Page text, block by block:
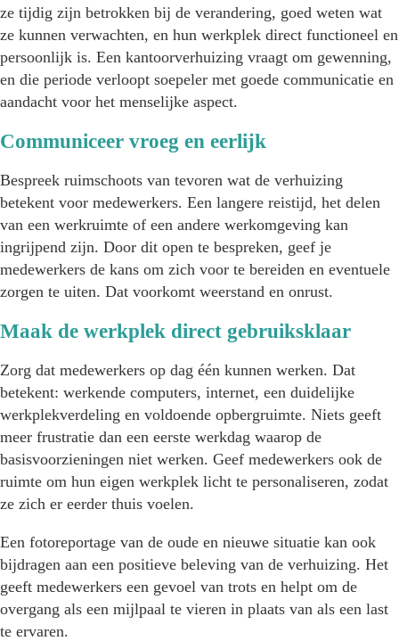
ze tijdig zijn betrokken bij de verandering, goed weten wat
ze kunnen verwachten, en hun werkplek direct functioneel en
persoonlijk is. Een kantoorverhuizing vraagt om gewenning,
en die periode verloopt soepeler met goede communicatie en
aandacht voor het menselijke aspect.
Communiceer vroeg en eerlijk
Bespreek ruimschoots van tevoren wat de verhuizing
betekent voor medewerkers. Een langere reistijd, het delen
van een werkruimte of een andere werkomgeving kan
ingrijpend zijn. Door dit open te bespreken, geef je
medewerkers de kans om zich voor te bereiden en eventuele
zorgen te uiten. Dat voorkomt weerstand en onrust.
Maak de werkplek direct gebruiksklaar
Zorg dat medewerkers op dag één kunnen werken. Dat
betekent: werkende computers, internet, een duidelijke
werkplekverdeling en voldoende opbergruimte. Niets geeft
meer frustratie dan een eerste werkdag waarop de
basisvoorzieningen niet werken. Geef medewerkers ook de
ruimte om hun eigen werkplek licht te personaliseren, zodat
ze zich er eerder thuis voelen.
Een fotoreportage van de oude en nieuwe situatie kan ook
bijdragen aan een positieve beleving van de verhuizing. Het
geeft medewerkers een gevoel van trots en helpt om de
overgang als een mijlpaal te vieren in plaats van als een last
te ervaren.